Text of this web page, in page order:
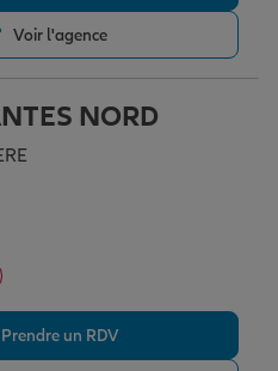
la vie
Voir l'agence
NORD
Prendre un RDV